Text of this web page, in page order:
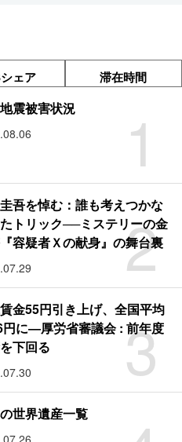
ェア 滞在時間
1
震被害状況
2
吾を悼む：誰も考えつかな
トリック──ミステリーの金
容疑者Ｘの献身』の舞台裏
3
金55円引き上げ、全国平均
円に―厚労省審議会 : 前年度
下回る
世界遺産一覧